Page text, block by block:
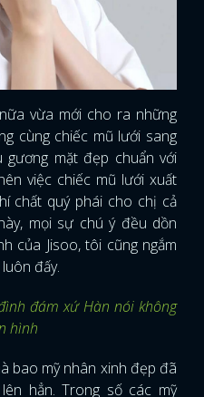
vừa mới cho ra những
cùng chiếc mũ lưới sang
mặt đẹp chuẩn với
việc chiếc mũ lưới xuất
chất quý phái cho chị cả
mọi sự chú ý đều dồn
của Jisoo, tôi cũng ngắm
đấy.
đám xứ Hàn nói không
hình
bao mỹ nhân xinh đẹp đã
hẳn. Trong số các mỹ